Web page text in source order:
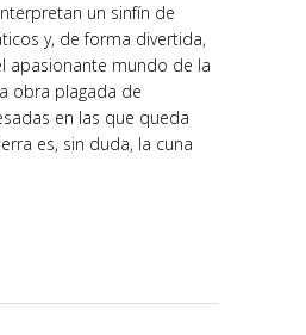
un sinfín de
y, de forma divertida,
apasionante mundo de la
obra plagada de
en las que queda
es, sin duda, la cuna